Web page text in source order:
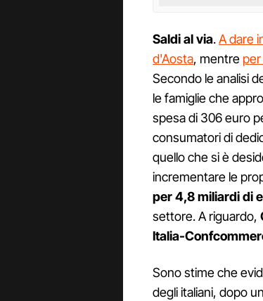
Saldi al via.A dare
d'Aosta, mentre
Secondo le analisi
le famiglie che
spesa di 306 euro
consumatori di
quello che si è
incrementare le
per 4,8 miliardi di
settore. A riguardo,
Italia-
Sono stime che
degli italiani, dopo